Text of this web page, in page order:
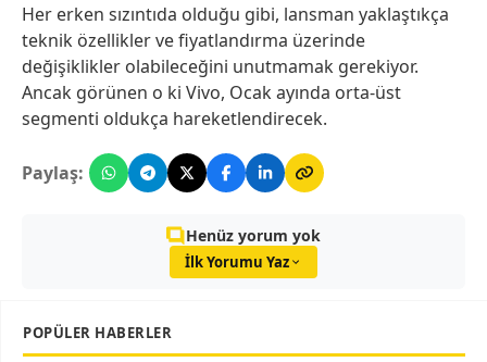
Her erken sızıntıda olduğu gibi, lansman yaklaştıkça
teknik özellikler ve fiyatlandırma üzerinde
değişiklikler olabileceğini unutmamak gerekiyor.
Ancak görünen o ki Vivo, Ocak ayında orta-üst
segmenti oldukça hareketlendirecek.
Paylaş:
Henüz yorum yok
İlk Yorumu Yaz
POPÜLER HABERLER